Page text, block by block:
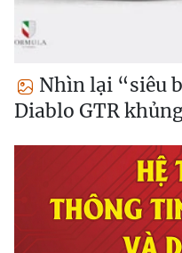
Nhìn lại “siêu
Diablo GTR